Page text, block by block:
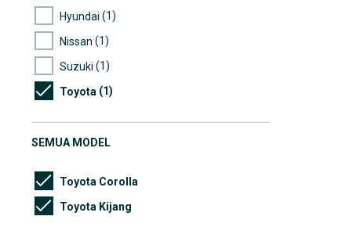
Hyundai (1)
Nissan (1)
Suzuki (1)
Toyota (1)
SEMUA MODEL
Toyota Corolla
Toyota Kijang